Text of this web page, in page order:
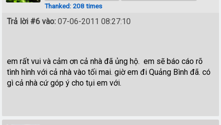
Thanked: 208 times
Trả lời #6 vào: 07-06-2011 08:27:10
em rất vui và cảm ơn cả nhà đã ủng hộ. em sẽ báo cáo rõ
tình hình với cả nhà vào tối mai. giờ em đi Quảng Bình đã. có
gì cả nhà cứ góp ý cho tụi em với.